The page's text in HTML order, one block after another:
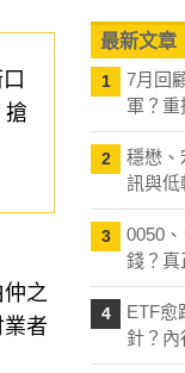
搶
仲之
者
最新文章
1
7月回
軍？
2
穩懋、
訊與低
3
0050
錢？真
4
ETF愈
針？